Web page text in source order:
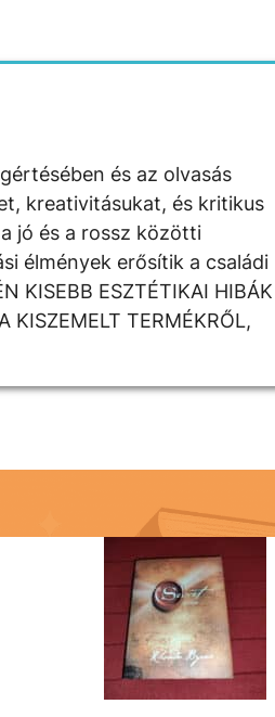
és az olvasás
kreativitásukat, és kritikus
jó és a rossz közötti
élmények erősítik a családi
KISEBB ESZTÉTIKAI HIBÁK
KISZEMELT TERMÉKRŐL,